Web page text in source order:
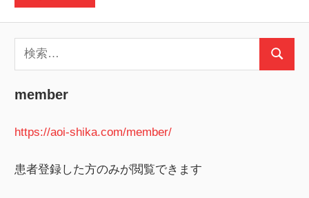
索:
検
member
https://aoi-shika.com/member/
患者登録した方のみが閲覧できます